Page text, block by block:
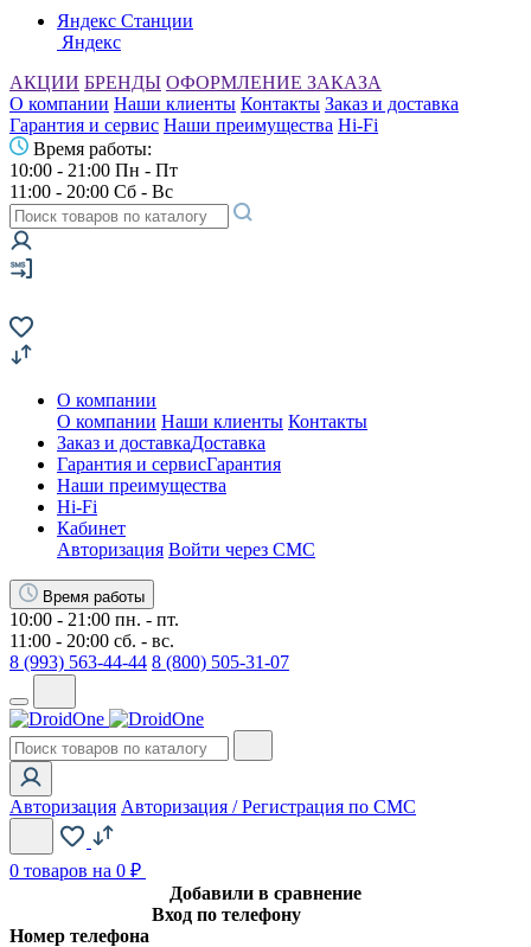
Яндекс Станции
Яндекс
АКЦИИ БРЕНДЫ ОФОРМЛЕНИЕ ЗАКАЗА
О компании Наши клиенты Контакты Заказ и доставка
Гарантия и сервис Наши преимущества Hi-Fi
Время работы:
10:00 - 21:00 Пн - Пт
11:00 - 20:00 Сб - Вс
О компании
О компании Наши клиенты Контакты
Заказ и доставкаДоставка
Гарантия и сервисГарантия
Наши преимущества
Hi-Fi
Кабинет
Авторизация Войти через СМС
Время работы
10:00 - 21:00 пн. - пт.
11:00 - 20:00 сб. - вс.
8 (993) 563-44-44 8 (800) 505-31-07
Авторизация Авторизация / Регистрация по СМС
0 товаров на 0 ₽
Добавили в сравнение
Вход по телефону
Номер телефона